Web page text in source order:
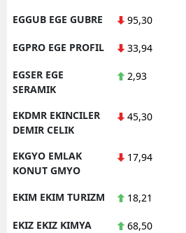
EGGUB EGE GUBRE 95,30
EGPRO EGE PROFIL 33,94
EGSER EGE
SERAMIK
2,93
EKDMR EKINCILER
DEMIR CELIK
45,30
EKGYO EMLAK
KONUT GMYO
17,94
EKIM EKIM TURIZM 18,21
EKIZ EKIZ KIMYA 68,50